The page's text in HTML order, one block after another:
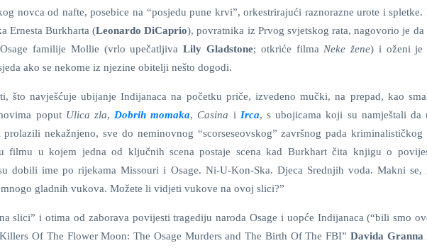
novca od nafte, posebice na “posjedu pune krvi”, orkestrirajući raznorazne urote i spletke.
Ernesta Burkharta (Leonardo DiCaprio), povratnika iz Prvog svjetskog rata, nagovorio je da
familije Mollie (vrlo upečatljivaLily Gladstone; otkriće filma Neke žene) i oženi je
ako se nekome iz njezine obitelji nešto dogodi.
što navješćuje ubijanje Indijanaca na početku priče, izvedeno mučki, na prepad, kao
poput Ulica zla, Dobrih momaka,Casina i Irca, s ubojicama koji su namještali da
nekažnjeno, sve do neminovnog “scorseseovskog” završnog pada kriminalističkog
filmu u kojem jedna od ključnih scena postaje scena kad Burkhart čita knjigu o
dobili ime po rijekama Missouri i Osage. Ni-U-Kon-Ska. Djeca Srednjih voda. Makni se,
gladnih vukova. Možete li vidjeti vukove na ovoj slici?”
slici” i otima od zaborava povijesti tragediju naroda Osage i uopće Indijanaca (“bili smo
Of The Flower Moon: The Osage Murders and The Birth Of The FBI” Davida Granna